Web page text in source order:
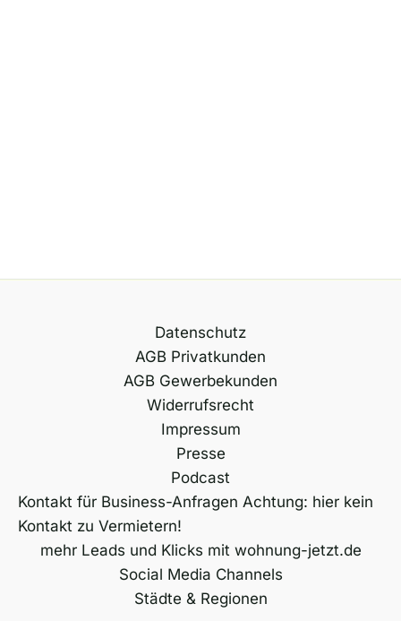
AGB Gewerbekunden
Widerrufsrecht
Impressum
Presse
Podcast
Kontakt für Business-Anfragen Achtung: hier kein
Kontakt zu Vermietern!
mehr Leads und Klicks mit wohnung-jetzt.de
Social Media Channels
Städte & Regionen